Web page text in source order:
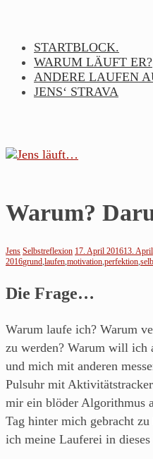
contentSTARTBLOCK.
WARUM LÄUFT ER?
ANDERE LAUFEN
JENS‘ STRAVA
Jens
Noch
so
Blog
über's
Laufen
von
einem
Läufer
aus
Warum?
Jens Selbstreflexion 17. April 201613. April
2016grund,laufen,motivation,perfektion,
Die Frage…
Warum laufe ich? Warum
zu werden? Warum will ich
und mich mit anderen
Pulsuhr mit
mir ein blöder Algorithmus
Tag hinter mich gebracht zu
ich meine Lauferei in